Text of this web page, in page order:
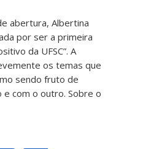
abertura, Albertina
por ser a primeira
da UFSC”. A
os temas que
sendo fruto de
e com o outro. Sobre o